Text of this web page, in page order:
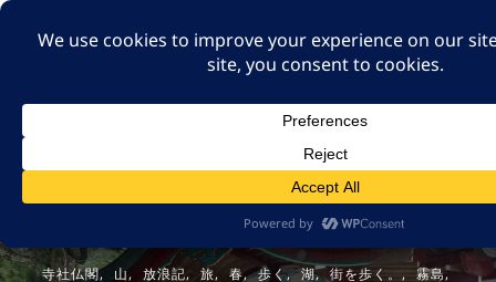
A GUT FEELING 7TH
身近な旅の記録や記憶、たまには思ったことも残そ
寺社仏閣 山 放浪記 旅 春 歩く 湖 街を歩く。
霧島